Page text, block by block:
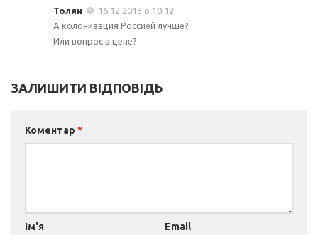
Толян
16.12.2013 о 10:12
А колонизация Россией лучше?
Или вопрос в цене?
ЗАЛИШИТИ ВІДПОВІДЬ
Коментар *
Ім'я Email